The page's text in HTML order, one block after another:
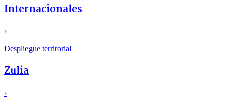
Internacionales
›
Despliegue territorial
Zulia
›